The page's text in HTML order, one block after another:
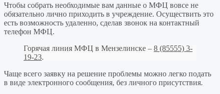
Чтобы собрать необходимые вам данные о МФЦ вовсе не
обязательно лично приходить в учреждение. Осуществить это
есть возможность удаленно, сделав звонок на контактный
телефон МФЦ.
Горячая линия МФЦ в Мензелинске – 8 (85555) 3-
19-23.
Чаще всего заявку на решение проблемы можно легко подать
в виде электронного сообщения, без личного присутствия.